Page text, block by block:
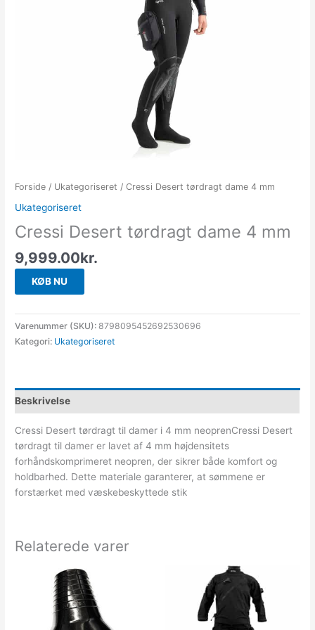
Forside / Ukategoriseret / Cressi Desert tørdragt dame 4 mm
Ukategoriseret
Cressi Desert tørdragt dame 4 mm
9,999.00kr.
KØB NU
Varenummer (SKU):8798095452692530696
Kategori: Ukategoriseret
Beskrivelse
Cressi Desert tørdragt til damer i 4 mm neoprenCressi Desert
tørdragt til damer er lavet af 4 mm højdensitets
forhåndskomprimeret neopren, der sikrer både komfort og
holdbarhed. Dette materiale garanterer, at sømmene er
forstærket med væskebeskyttede stik
Relaterede varer